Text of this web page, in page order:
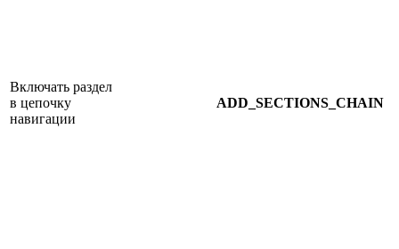
Включать раздел
в цепочку
навигации
ADD_SECTIONS_CHAIN